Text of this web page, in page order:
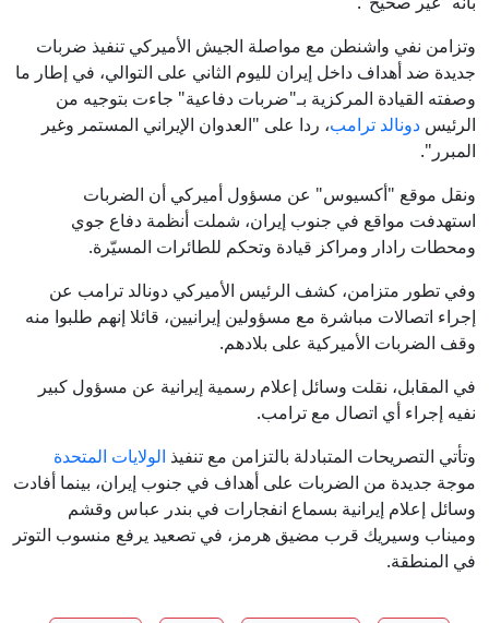
وتزامن نفي واشنطن مع مواصلة الجيش الأميركي تنفيذ ضربات
جديدة ضد أهداف داخل إيران لليوم الثاني على التوالي، في إطار ما
وصفته القيادة المركزية بـ"ضربات دفاعية" جاءت بتوجيه من
الرئيس دونالد ترامب، ردا على "العدوان الإيراني المستمر وغير
المبرر".
ونقل موقع "أكسيوس" عن مسؤول أميركي أن الضربات
استهدفت مواقع في جنوب إيران، شملت أنظمة دفاع جوي
ومحطات رادار ومراكز قيادة وتحكم للطائرات المسيّرة.
وفي تطور متزامن، كشف الرئيس الأميركي دونالد ترامب عن
إجراء اتصالات مباشرة مع مسؤولين إيرانيين، قائلا إنهم طلبوا منه
وقف الضربات الأميركية على بلادهم.
في المقابل، نقلت وسائل إعلام رسمية إيرانية عن مسؤول كبير
نفيه إجراء أي اتصال مع ترامب.
وتأتي التصريحات المتبادلة بالتزامن مع تنفيذ الولايات المتحدة
موجة جديدة من الضربات على أهداف في جنوب إيران، بينما أفادت
وسائل إعلام إيرانية بسماع انفجارات في بندر عباس وقشم
وميناب وسيريك قرب مضيق هرمز، في تصعيد يرفع منسوب التوتر
في المنطقة.